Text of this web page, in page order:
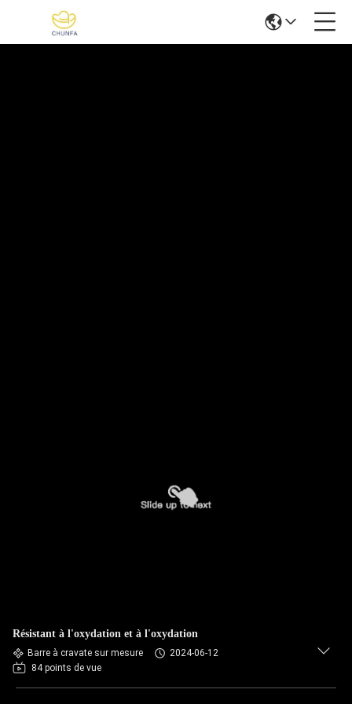
Résistant à l'oxydation et à l'oxydation
Barre à cravate sur mesure
2024-06-12
84 points de vue